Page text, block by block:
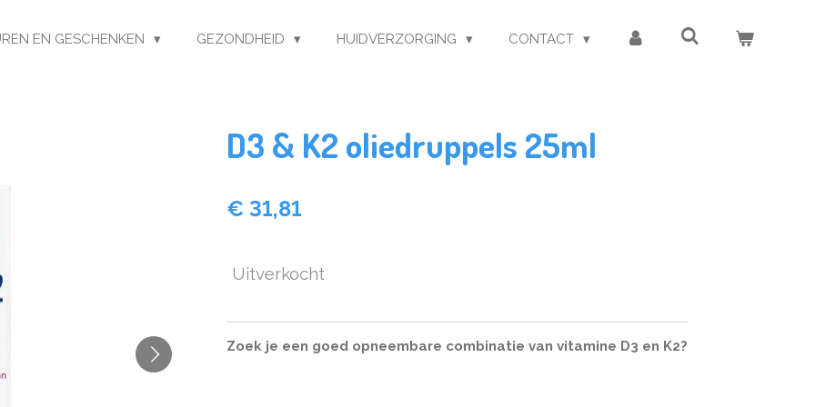
EN GESCHENKEN GEZONDHEID HUIDVERZORGING CONTACT
D3 & K2 oliedruppels 25ml
€ 31,81
Uitverkocht
Zoek je een goed opneembare combinatie van vitamine D3 en K2?